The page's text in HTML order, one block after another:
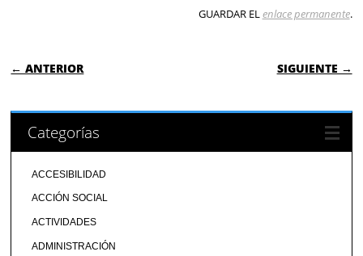
GUARDAR ELenlace permanente.
NAVEGACIÓN DE ENTRADAS
← ANTERIOR SIGUIENTE →
Categorías
ACCESIBILIDAD
ACCIÓN SOCIAL
ACTIVIDADES
ADMINISTRACIÓN